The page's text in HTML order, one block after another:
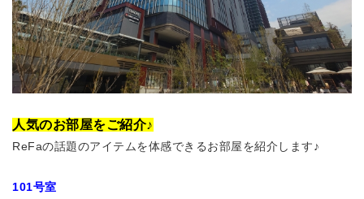
人気のお部屋をご紹介♪
ReFaの話題のアイテムを体感できるお部屋を紹介します♪
101号室